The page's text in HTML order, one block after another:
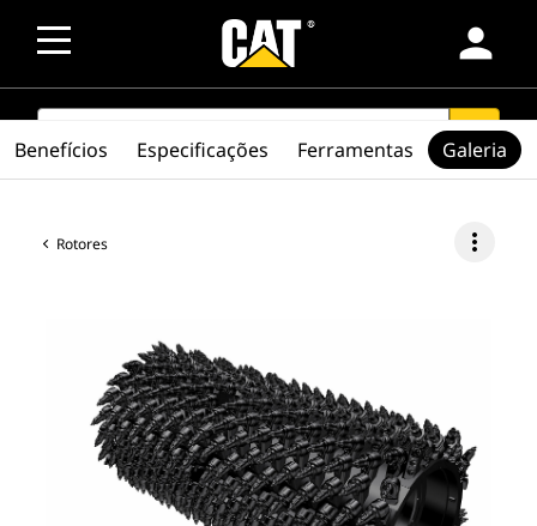
person
SEARCH search
Rotores more_vert
Benefícios Especificações Ferramentas Galeria